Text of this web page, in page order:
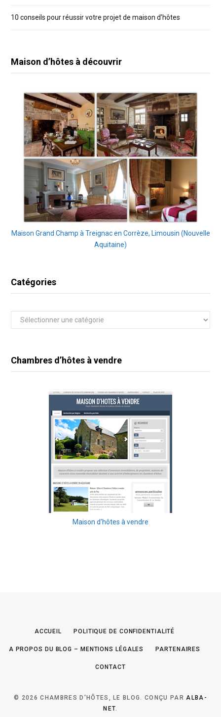
10 conseils pour réussir votre projet de maison d’hôtes
Maison d’hôtes à découvrir
Maison Grand Champ à Treignac en Corrèze, Limousin (Nouvelle
Aquitaine)
Catégories
Catégories
Chambres d’hôtes à vendre
Maison d'hôtes à vendre
ACCUEIL POLITIQUE DE CONFIDENTIALITÉ
A PROPOS DU BLOG – MENTIONS LÉGALES PARTENAIRES
CONTACT
© 2026 CHAMBRES D'HÔTES, LE BLOG. CONÇU PARALBA-
NET.